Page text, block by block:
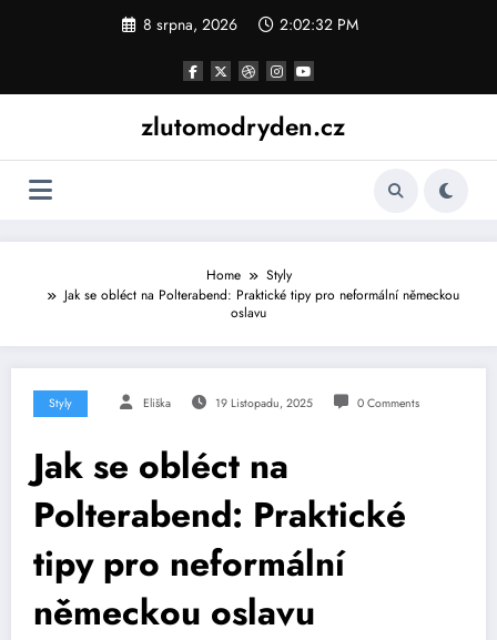
8 srpna, 2026 2:02:33 PM
zlutomodryden.cz
Home
Styly
Jak se obléct na Polterabend: Praktické tipy pro neformální německou
oslavu
Styly Eliška 19 Listopadu, 2025 0 Comments
Jak se obléct na
Polterabend: Praktické
tipy pro neformální
německou oslavu